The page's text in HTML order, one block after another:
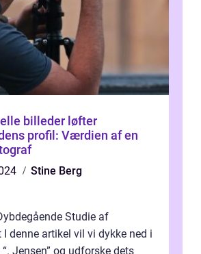
billeder løfter
profil: Værdien af en
Stine Berg
Studie af
denne artikel vil vi dykke ned i
Jensen” og udforske dets